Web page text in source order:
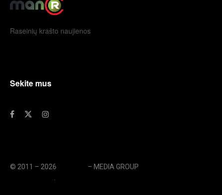
Raseinių krašto naujienos
Sekite mus
© 2011 – 2026 – MEDIA GROUP